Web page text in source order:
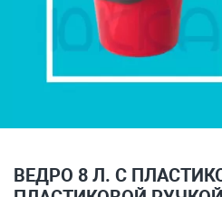
ВЕДРО 8 Л. С